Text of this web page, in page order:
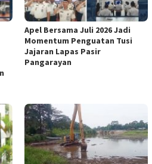
Apel Bersama Juli 2026 Jadi
Momentum Penguatan Tusi
Jajaran Lapas Pasir
Pangarayan